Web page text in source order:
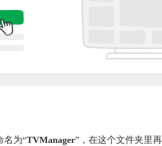
名为“TVManager”，在这个文件夹里